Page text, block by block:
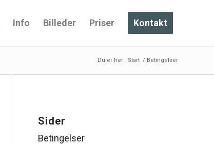
Info Billeder Priser Kontakt
Du er her: Start / Betingelser
Sider
Betingelser